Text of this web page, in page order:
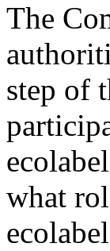
The
step of
what